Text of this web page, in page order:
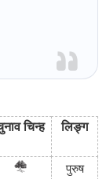
चिन्ह लिङ्ग
पुरुष